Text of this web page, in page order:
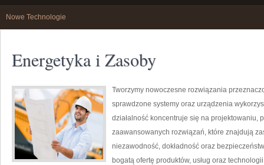
Nowe Technologie
Energetyka i Zasoby
Tworzymy nowoczesne rozwiązania
sprawdzone systemy oraz urządzenia
działalność koncentruje się na projektowaniu,
zaawansowanych rozwiązań, które znajdują
niezawodność, dokładność oraz
bogatą ofertę produktów, usług oraz